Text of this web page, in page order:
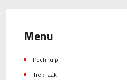
Menu
Pechhulp
Trekhaak